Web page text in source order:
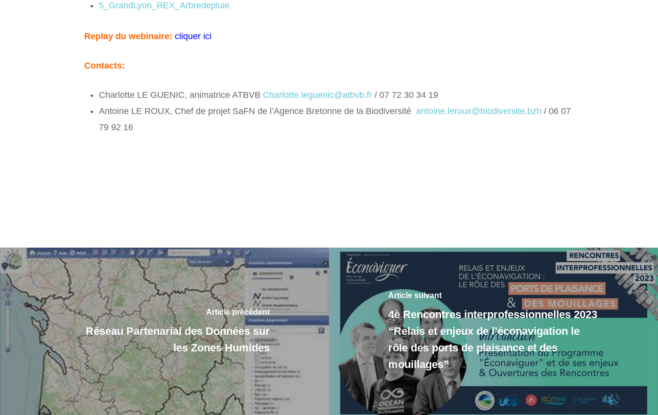
5_GrandLyon_REX_Arbredepluie
Replay du webinaire: cliquer ici
Contacts:
Charlotte LE GUENIC, animatrice ATBVB Charlotte.leguenic@atbvb.fr / 07 72 30 34 19
Antoine LE ROUX, Chef de projet SaFN de l’Agence Bretonne de la Biodiversité antoine.leroux@biodiversite.bzh / 06 07
79 92 16
Article précédent
Réseau Partenarial des Données sur
les Zones Humides
Article suivant
4è Rencontres interprofessionnelles 2023
“Relais et enjeux de l’éconavigation le
rôle des ports de plaisance et des
mouillages”